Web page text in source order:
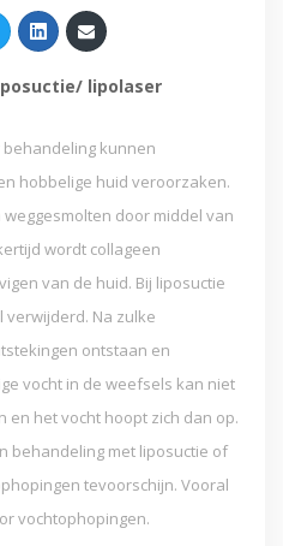
lipolaser
kunnen
hobbelige huid veroorzaken.
door middel van
wordt collageen
van de huid. Bij liposuctie
Na zulke
ontstaan en
vocht in de weefsels kan niet
het vocht hoopt zich dan op.
behandeling met liposuctie of
tevoorschijn. Vooral
vochtophopingen.